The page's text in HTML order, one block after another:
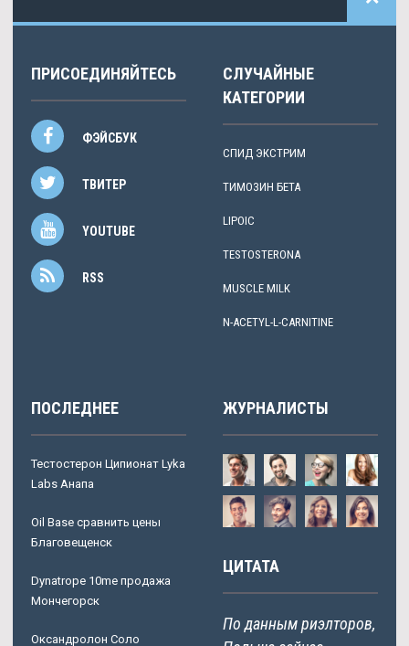
ПРИСОЕДИНЯЙТЕСЬ
ФЭЙСБУК
ТВИТЕР
YOUTUBE
RSS
СЛУЧАЙНЫЕ
КАТЕГОРИИ
СПИД ЭКСТРИМ
TИМОЗИН БЕТА
LIPOIC
TESTOSTERONA
MUSCLE MILK
N-ACETYL-L-CARNITINE
ПОСЛЕДНЕЕ
Тестостерон Ципионат Lyka
Labs Анапа
Oil Base сравнить цены
Благовещенск
Dynatrope 10me продажа
Мончегорск
Оксандролон Соло
ЖУРНАЛИСТЫ
ЦИТАТА
По данным риэлторов,